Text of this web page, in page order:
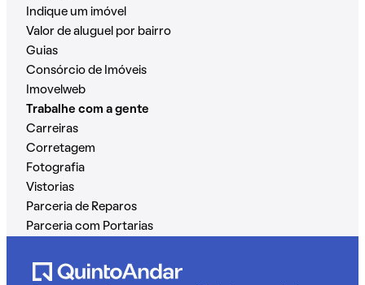
Indique um imóvel
Valor de aluguel por bairro
Guias
Consórcio de Imóveis
Imovelweb
Trabalhe com a gente
Carreiras
Corretagem
Fotografia
Vistorias
Parceria de Reparos
Parceria com Portarias